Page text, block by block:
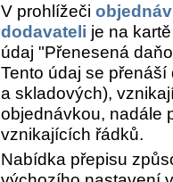
V prohlížeči
dodavateli je na
údaj "Přenesená
Tento údaj se
a skladových),
objednávkou, nadále
vznikajících řádků.
Nabídka přepisu